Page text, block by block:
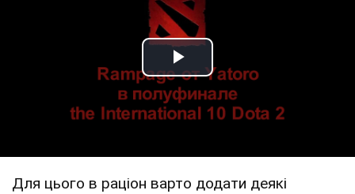
Play Video
Для цього в раціон варто додати деякі